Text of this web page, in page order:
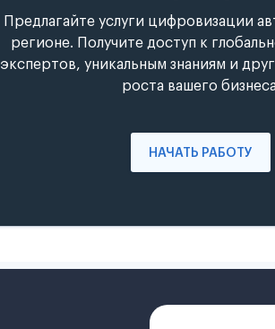
Предлагайте услуги цифровизации
регионе. Получите доступ к
экспертов, уникальным знаниям и
роста вашего
НАЧАТЬ РАБОТУ